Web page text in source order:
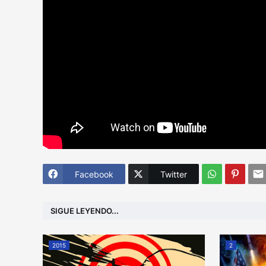
Facebook Twitter
SIGUE LEYENDO...
2015 2